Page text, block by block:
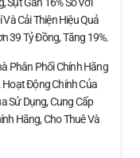
Sụt Gần 16% So Với
Cải Thiện Hiệu Quả
39 Tỷ Đồng, Tăng 19%.
Phân Phối Chính Hãng
Hoạt Động Chính Của
Sử Dụng, Cung Cấp
Hãng, Cho Thuê Và